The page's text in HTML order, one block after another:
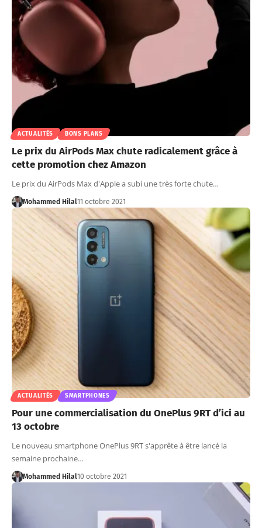
ACTUALITÉS BONS PLANS
Le prix du AirPods Max chute radicalement grâce à
cette promotion chez Amazon
Le prix du AirPods Max d'Apple a subi une très forte chute…
Mohammed Hilal11 octobre 2021
ACTUALITÉS SMARTPHONES
Pour une commercialisation du OnePlus 9RT d’ici au
13 octobre
Le nouveau smartphone OnePlus 9RT s'apprête à être lancé la
semaine prochaine…
Mohammed Hilal10 octobre 2021